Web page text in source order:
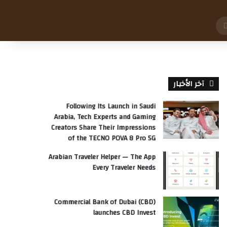
عن
آخر الأخبار
Following Its Launch in Saudi
Arabia, Tech Experts and Gaming
Creators Share Their Impressions
of the TECNO POVA 8 Pro 5G
Arabian Traveler Helper — The App
Every Traveler Needs
Commercial Bank of Dubai (CBD)
launches CBD Invest